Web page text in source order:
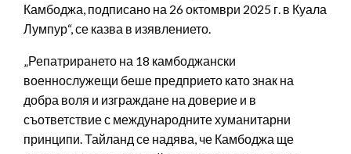
Камбоджа, подписано на 26 октомври 2025 г. в Куала
Лумпур“, се казва в изявлението.
„Репатрирането на 18 камбоджански
военнослужещи беше предприето като знак на
добра воля и изграждане на доверие и в
съответствие с международните хуманитарни
принципи. Тайланд се надява, че Камбоджа ще